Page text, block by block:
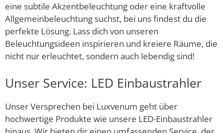
eine subtile Akzentbeleuchtung oder eine kraftvolle
Allgemeinbeleuchtung suchst, bei uns findest du die
perfekte Lösung. Lass dich von unseren
Beleuchtungsideen inspirieren und kreiere Räume, die
nicht nur erleuchtet, sondern auch lebendig sind!
Unser Service: LED Einbaustrahler
Unser Versprechen bei Luxvenum geht über
hochwertige Produkte wie unsere LED-Einbaustrahler